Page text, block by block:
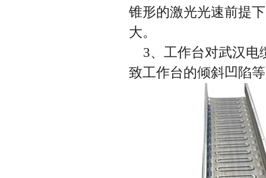
锥形的激光光速前提
大。
3、工作台对武汉电
致工作台的倾斜凹陷